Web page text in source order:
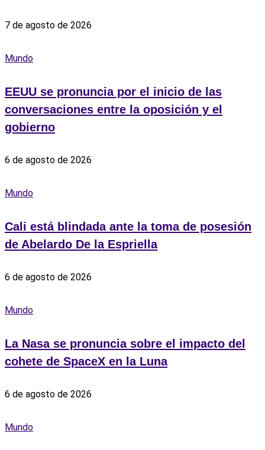
7 de agosto de 2026
Mundo
EEUU se pronuncia por el inicio de las
conversaciones entre la oposición y el
gobierno
6 de agosto de 2026
Mundo
Cali está blindada ante la toma de posesión
de Abelardo De la Espriella
6 de agosto de 2026
Mundo
La Nasa se pronuncia sobre el impacto del
cohete de SpaceX en la Luna
6 de agosto de 2026
Mundo